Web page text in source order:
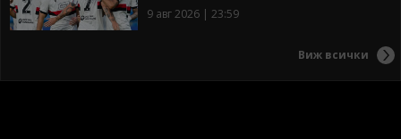
9 авг 2026 | 23:59
Виж всички